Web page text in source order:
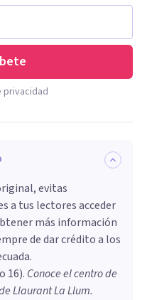
privacidad
evitas
a tus lectores acceder
más información
de dar crédito a los
16). Conoce el centro de
Llaurant La Llum.